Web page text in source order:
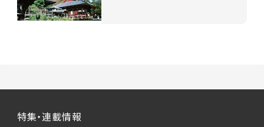
特集・連載情報